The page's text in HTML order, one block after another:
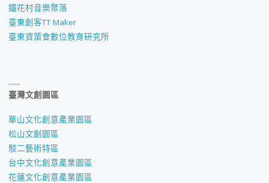
鐵花村音樂聚落
臺東創客TT Maker
臺東資策會數位教育研究所
臺灣文創園區
華山文化創意產業園區
松山文創園區
駁二藝術特區
台中文化創意產業園區
花蓮文化創意產業園區